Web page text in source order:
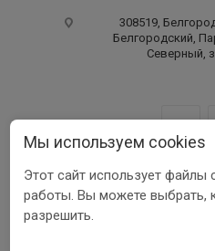
308519,
Белгородский,
Северный,
ООО ПФ «РУССКИЙ
Мы используем cookies
Этот сайт использует файлы
работы. Вы можете выбрать,
разрешить.